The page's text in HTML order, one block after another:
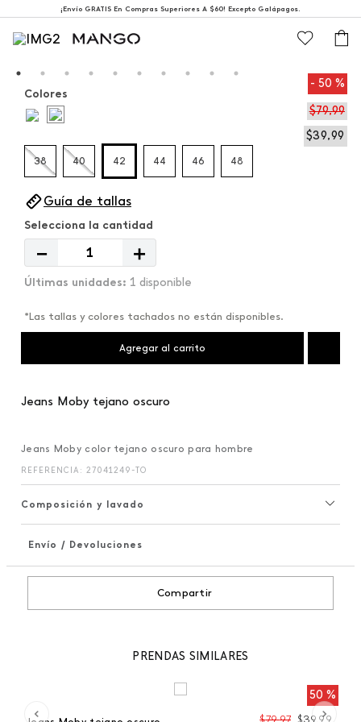
¡Envío GRATIS En Compras Superiores A $60! Excepto Galápagos.
50 %
$79,99
$39,99
Colores
38 40 42 44 46 48
Guía de tallas
＋
－
1 disponible
*Las tallas y colores tachados no están disponibles.
Agregar al carrito
Jeans Moby tejano oscuro
Jeans Moby color tejano oscuro para hombre
REFERENCIA : 27041249-TO
Composición y lavado
Envío / Devoluciones
Compartir
PRENDAS SIMILARES
50 %
$79,97 $39 99